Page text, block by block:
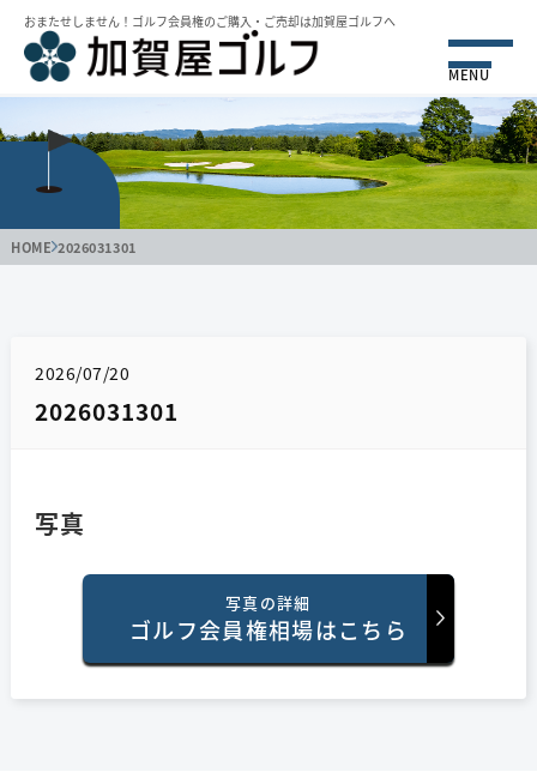
おまたせしません！ゴルフ会員権のご購⼊・ご売却は加賀屋ゴルフへ
MENU
HOME 2026031301
2026/07/20
2026031301
写真
写真の詳細
ゴルフ会員権相場はこちら